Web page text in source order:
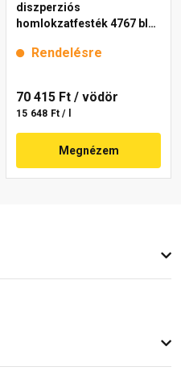
diszperziós
homlokzatfesték 4767 blue
Rendelésre
70 415 Ft / vödör
15 648 Ft / l
Megnézem